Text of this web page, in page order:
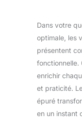
Dans votre
optimale, les
présentent
fonctionnelle.
enrichir
et praticité.
épuré
en un instant